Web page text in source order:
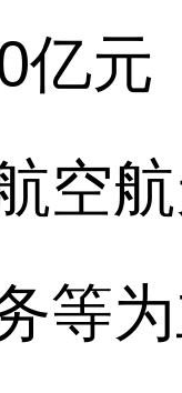
亿元
空
等